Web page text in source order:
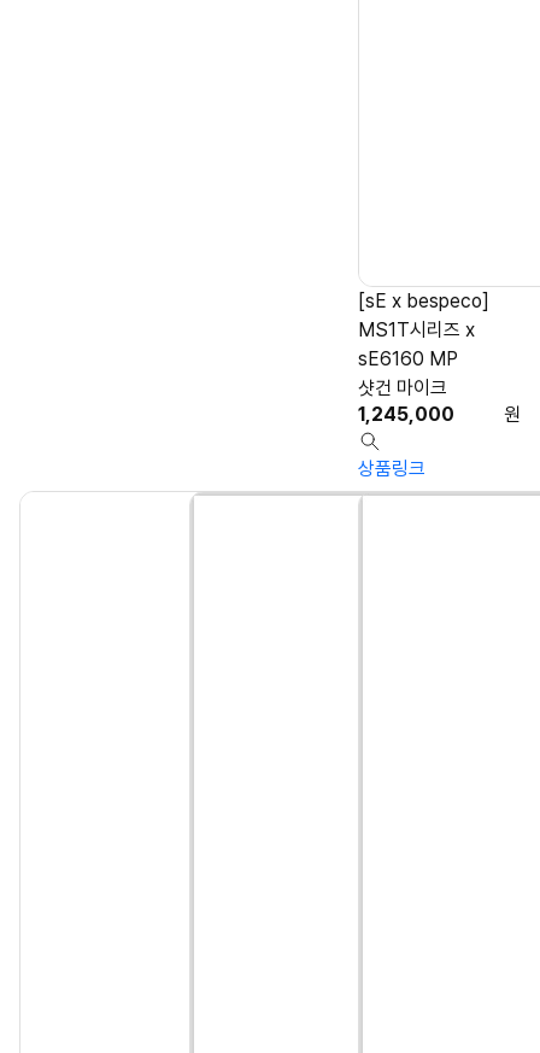
[sE x bespeco]
MS1T시리즈 x
sE6160 MP
샷건 마이크
1,245,000
원
상품링크